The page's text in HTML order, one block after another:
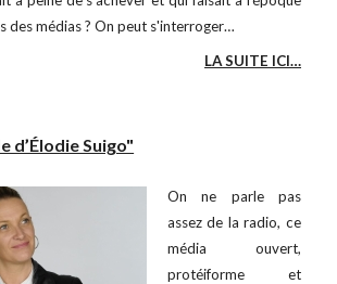
des médias ? On peut s'interroger…
LA SUITE ICI…
d’Élodie Suigo"
On ne parle pas
assez de la radio, ce
média ouvert,
protéiforme et